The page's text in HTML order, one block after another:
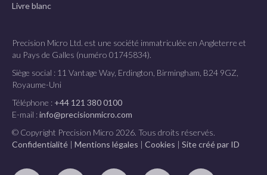
Livre blanc
Precision Micro Ltd. est une société immatriculée en Angleterre et
au Pays de Galles (numéro 01745834).
Siège social : 11 Vantage Way, Erdington, Birmingham, B24 9GZ,
Royaume-Uni
Téléphone : +44 121 380 0100
E-mail :info@precisionmicro.com
© Copyright Precision Micro 2026. Tous droits réservés.
Confidentialité | Mentions légales | Cookies | Site créé par ID